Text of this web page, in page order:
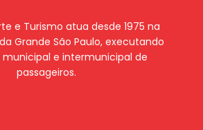
e Turismo atua desde 1975 na
Grande São Paulo, executando
e intermunicipal de
passageiros.